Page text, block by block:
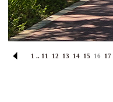
1 .. 11 12 13 14 15 16 17